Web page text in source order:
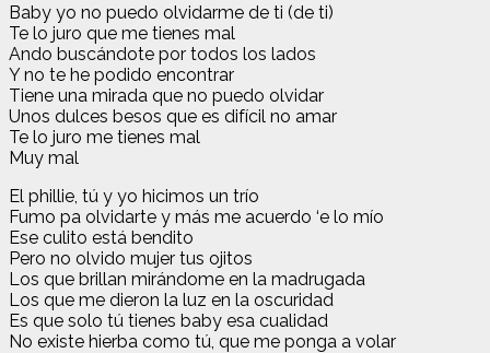
Baby yo no puedo olvidarme de ti (de ti)
Te lo juro que me tienes mal
Ando buscándote por todos los lados
Y no te he podido encontrar
Tiene una mirada que no puedo olvidar
Unos dulces besos que es difícil no amar
Te lo juro me tienes mal
Muy mal
El phillie, tú y yo hicimos un trío
Fumo pa olvidarte y más me acuerdo ‘e lo mío
Ese culito está bendito
Pero no olvido mujer tus ojitos
Los que brillan mirándome en la madrugada
Los que me dieron la luz en la oscuridad
Es que solo tú tienes baby esa cualidad
No existe hierba como tú, que me ponga a volar